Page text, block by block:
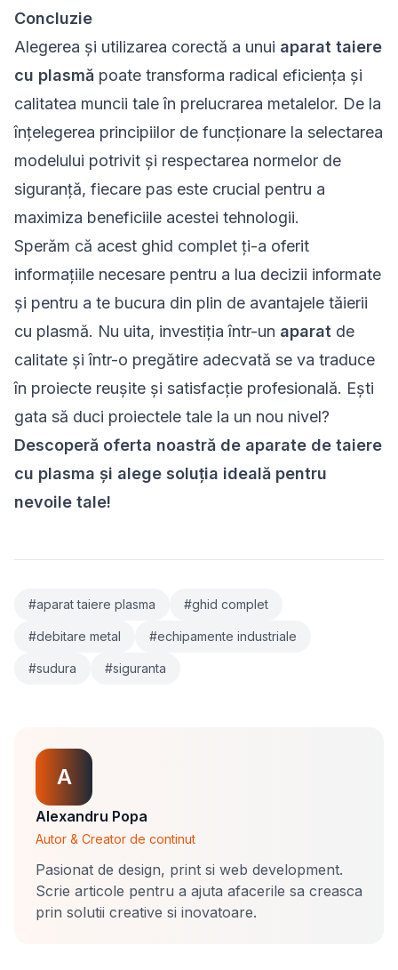
Concluzie
Alegerea și utilizarea corectă a unui aparat taiere
cu plasmă poate transforma radical eficiența și
calitatea muncii tale în prelucrarea metalelor. De la
înțelegerea principiilor de funcționare la selectarea
modelului potrivit și respectarea normelor de
siguranță, fiecare pas este crucial pentru a
maximiza beneficiile acestei tehnologii.
Sperăm că acest ghid complet ți-a oferit
informațiile necesare pentru a lua decizii informate
și pentru a te bucura din plin de avantajele tăierii
cu plasmă. Nu uita, investiția într-un aparat de
calitate și într-o pregătire adecvată se va traduce
în proiecte reușite și satisfacție profesională. Ești
gata să duci proiectele tale la un nou nivel?
Descoperă oferta noastră de aparate de taiere
cu plasma și alege soluția ideală pentru
nevoile tale!
#aparat taiere plasma #ghid complet
#debitare metal #echipamente industriale
#sudura #siguranta
A
Alexandru Popa
Autor & Creator de continut
Pasionat de design, print si web development.
Scrie articole pentru a ajuta afacerile sa creasca
prin solutii creative si inovatoare.